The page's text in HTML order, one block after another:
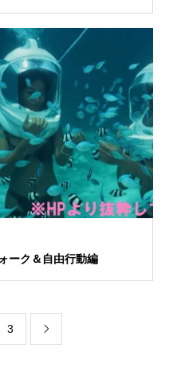
ーク＆自由行動編
3 